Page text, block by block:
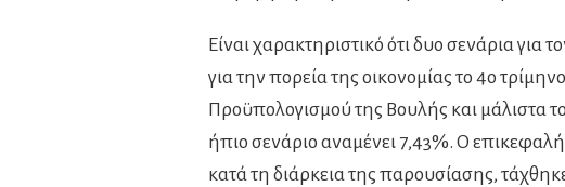
Είναι χαρακτηριστικό ότι δυο σενάρια
για την πορεία της οικονομίας το 4ο
Προϋπολογισμού της Βουλής και μάλιστα
ήπιο σενάριο αναμένει 7,43%. Ο
κατά τη διάρκεια της παρουσίασης,